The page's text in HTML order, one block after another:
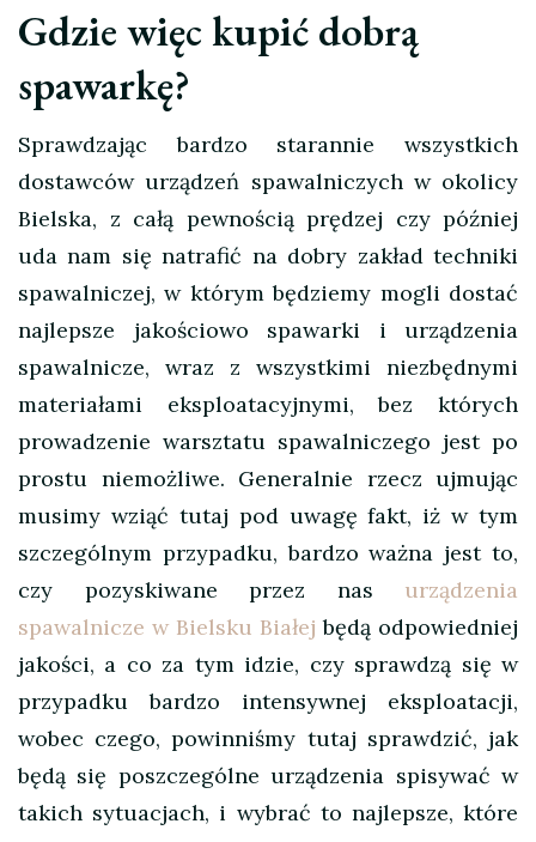
Gdzie więc kupić dobrą
spawarkę?
Sprawdzając bardzo starannie wszystkich
dostawców urządzeń spawalniczych w okolicy
Bielska, z całą pewnością prędzej czy później
uda nam się natrafić na dobry zakład techniki
spawalniczej, w którym będziemy mogli dostać
najlepsze jakościowo spawarki i urządzenia
spawalnicze, wraz z wszystkimi niezbędnymi
materiałami eksploatacyjnymi, bez których
prowadzenie warsztatu spawalniczego jest po
prostu niemożliwe. Generalnie rzecz ujmując
musimy wziąć tutaj pod uwagę fakt, iż w tym
szczególnym przypadku, bardzo ważna jest to,
czy pozyskiwane przez nas urządzenia
spawalnicze w Bielsku Białej będą odpowiedniej
jakości, a co za tym idzie, czy sprawdzą się w
przypadku bardzo intensywnej eksploatacji,
wobec czego, powinniśmy tutaj sprawdzić, jak
będą się poszczególne urządzenia spisywać w
takich sytuacjach, i wybrać to najlepsze, które